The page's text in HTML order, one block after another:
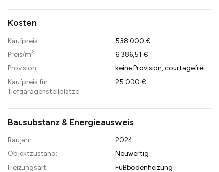
Kosten
Kaufpreis:
538.000 €
Preis/m2:
6.386,51 €
Provision:
keine Provision, courtagefrei
Kaufpreis für
Tiefgaragenstellplätze:
25.000 €
Bausubstanz & Energieausweis
Baujahr:
2024
Objektzustand:
Neuwertig
Heizungsart:
Fußbodenheizung